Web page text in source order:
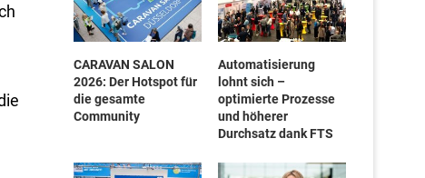
CARAVAN SALON
2026: Der Hotspot für
die gesamte
Community
Automatisierung
lohnt sich –
optimierte Prozesse
und höherer
Durchsatz dank FTS